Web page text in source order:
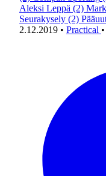
Aleksi Leppä (2)
Seurakysely (2)
2.12.2019 • Practical •